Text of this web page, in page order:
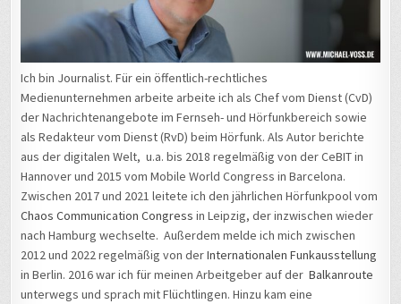
Ich bin Journalist. Für ein öffentlich-rechtliches
Medienunternehmen arbeite arbeite ich als Chef vom Dienst (CvD)
der Nachrichtenangebote im Fernseh- und Hörfunkbereich sowie
als Redakteur vom Dienst (RvD) beim Hörfunk. Als Autor berichte
aus der digitalen Welt, u.a. bis 2018 regelmäßig von der CeBIT in
Hannover und 2015 vom Mobile World Congress in Barcelona.
Zwischen 2017 und 2021 leitete ich den jährlichen Hörfunkpool vom
Chaos Communication Congress in Leipzig, der inzwischen wieder
nach Hamburg wechselte. Außerdem melde ich mich zwischen
2012 und 2022 regelmäßig von derInternationalen Funkausstellung
in Berlin. 2016 war ich für meinen Arbeitgeber auf derBalkanroute
unterwegs und sprach mit Flüchtlingen. Hinzu kam eine